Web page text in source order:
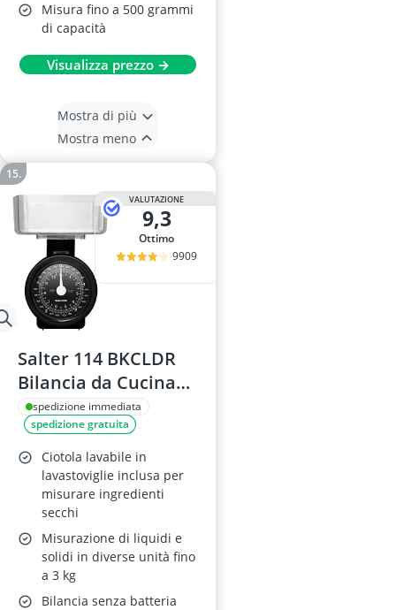
Misura fino a 500 grammi
di capacità
Visualizza prezzo →
Mostra di più
Mostra meno
VALUTAZIONE
9,3
Ottimo
9909
Salter 114 BKCLDR
Bilancia da Cucina
5kg, Nero
spedizione immediata
spedizione gratuita
Ciotola lavabile in
lavastoviglie inclusa per
misurare ingredienti
secchi
Misurazione di liquidi e
solidi in diverse unità fino
a 3 kg
Bilancia senza batteria